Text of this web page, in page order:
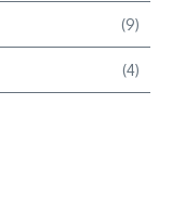
(9)
(4)